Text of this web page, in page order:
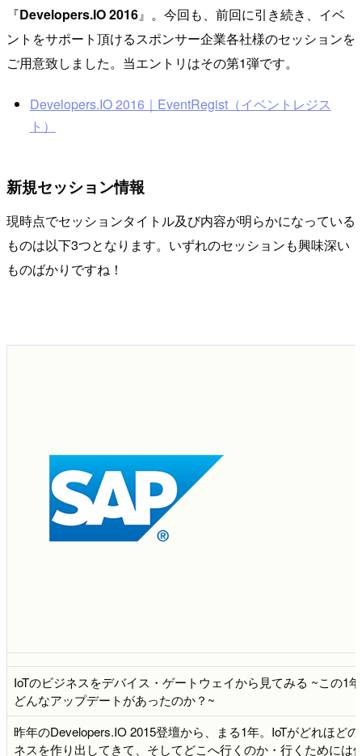
『Developers.IO 2016』。今回も、前回に引き続き、イベ
ントをサポート頂けるスポンサー企業各社様のセッションを
ご用意致しました。当エントリはその第1弾です。
Developers.IO 2016｜EventRegist（イベントレジス
ト）
新規セッション情報
現時点でセッションタイトル及び内容が明らかになっている
ものは以下3つとなります。いずれのセッションも興味深い
ものばかりですね！
IoTのビジネスをデバイス・ゲートウェイから見てみる ~この1
どんなアップデートがあったのか？~
昨年のDevelopers.IO 2015登壇から、まる1年。IoTがどれほど
ネスを作り出してきて、そしてどこへ行くのか・行くためには